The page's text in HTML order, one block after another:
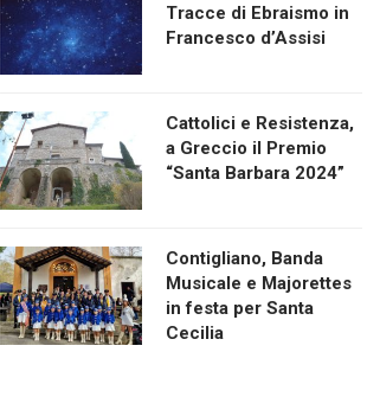
Tracce di Ebraismo in
Francesco d’Assisi
Cattolici e Resistenza,
a Greccio il Premio
“Santa Barbara 2024”
Contigliano, Banda
Musicale e Majorettes
in festa per Santa
Cecilia